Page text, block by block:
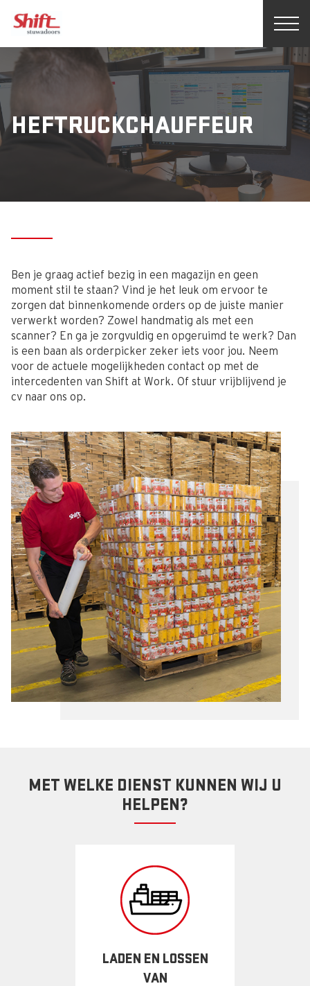
HEFTRUCKCHAUFFEUR
Ben je graag actief bezig in een magazijn en geen
moment stil te staan? Vind je het leuk om ervoor te
zorgen dat binnenkomende orders op de juiste manier
verwerkt worden? Zowel handmatig als met een
scanner? En ga je zorgvuldig en opgeruimd te werk? Dan
is een baan als orderpicker zeker iets voor jou. Neem
voor de actuele mogelijkheden contact op met de
intercedenten van Shift at Work. Of stuur vrijblijvend je
cv naar ons op.
MET WELKE DIENST KUNNEN WIJ U
HELPEN?
LADEN EN LOSSEN
VAN